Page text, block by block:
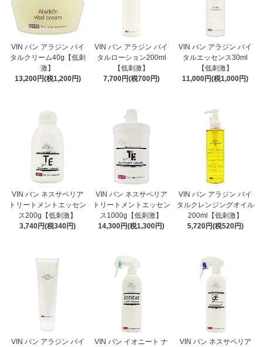
VIN バン アラジン バイ
タルクリーム40g【低刺
激】
13,200円(税1,200円)
VIN バン アラジン バイ
タルローション200ml
【低刺激】
7,700円(税700円)
VIN バン アラジン バイ
タルエッセンス30ml
【低刺激】
11,000円(税1,000円)
VIN バン ネスサペリア
トリートメントエッセン
ス200g【低刺激】
3,740円(税340円)
VIN バン ネスサペリア
トリートメントエッセン
ス1000g【低刺激】
14,300円(税1,300円)
VIN バン アラジン バイ
タルクレンジングオイル
200ml【低刺激】
5,720円(税520円)
VIN バン アラジン バイ
VIN バン イオニート ナ
VIN バン ネスサペリア